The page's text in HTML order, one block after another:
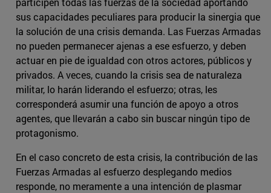
sus capacidades peculiares para producir la sinergia que
la solución de una crisis demanda. Las Fuerzas Armadas
no pueden permanecer ajenas a ese esfuerzo, y deben
actuar en pie de igualdad con otros actores, públicos y
privados. A veces, cuando la crisis sea de naturaleza
militar, lo harán liderando el esfuerzo; otras, les
corresponderá asumir una función de apoyo a otros
agentes, que llevarán a cabo sin buscar ningún tipo de
protagonismo.
En el caso concreto de esta crisis, la contribución de las
Fuerzas Armadas al esfuerzo desplegando medios
responde, no meramente a una intención de plasmar